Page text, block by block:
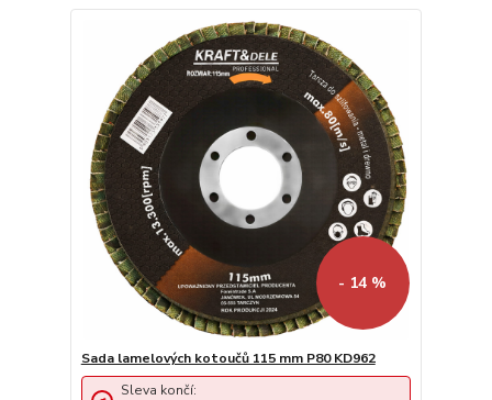
- 14 %
Sada lamelových kotoučů 115 mm P80 KD962
Sleva končí: